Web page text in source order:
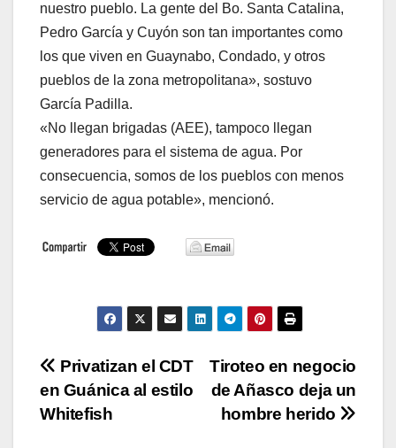
nuestro pueblo. La gente del Bo. Santa Catalina,
Pedro García y Cuyón son tan importantes como
los que viven en Guaynabo, Condado, y otros
pueblos de la zona metropolitana», sostuvo
García Padilla.
«No llegan brigadas (AEE), tampoco llegan
generadores para el sistema de agua. Por
consecuencia, somos de los pueblos con menos
servicio de agua potable», mencionó.
Navegación
de
Tiroteo en negocio
de Añasco deja un
hombre herido
Privatizan el CDT
en Guánica al estilo
Whitefish